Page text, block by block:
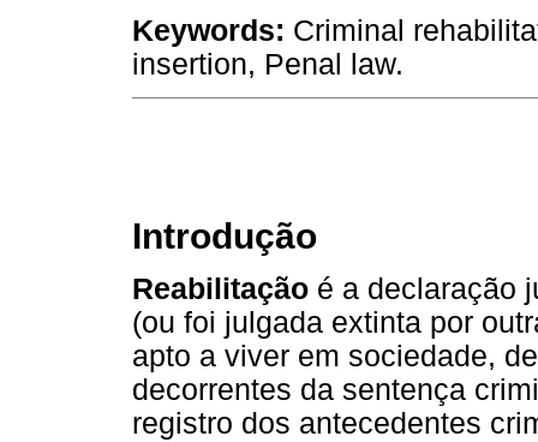
Keywords: Criminal
insertion, Penal law.
Introdução
Reabilitação é a declaração
(ou foi julgada extinta por
apto a viver em sociedade,
decorrentes da sentença
registro dos antecedentes